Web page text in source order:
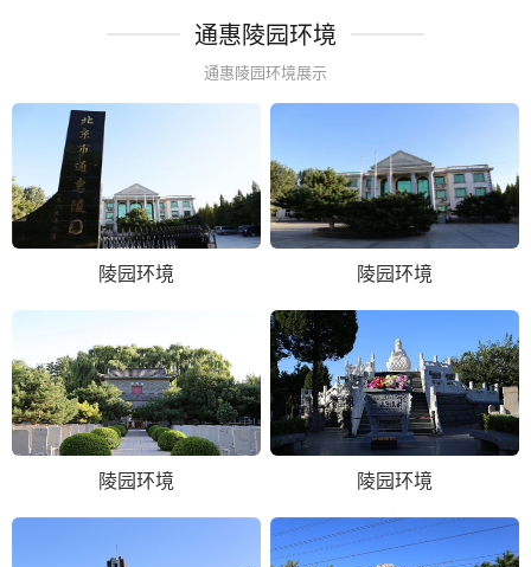
通惠陵园环境
通惠陵园环境展示
陵园环境 陵园环境
陵园环境 陵园环境